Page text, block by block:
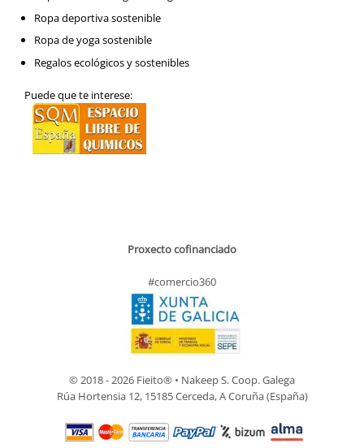
Ropa deportiva sostenible
Ropa de yoga sostenible
Regalos ecológicos y sostenibles
Puede que te interese:
Proxecto cofinanciado
#comercio360
© 2018 - 2026 Fieito® • Nakeep S. Coop. Galega
Rúa Hortensia 12, 15185 Cerceda, A Coruña (España)